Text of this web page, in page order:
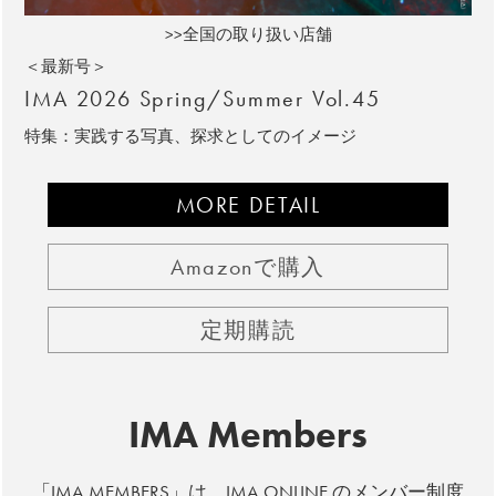
>>全国の取り扱い店舗
＜最新号＞
IMA 2026 Spring/Summer Vol.45
特集：実践する写真、探求としてのイメージ
MORE DETAIL
Amazonで購入
定期購読
IMA Members